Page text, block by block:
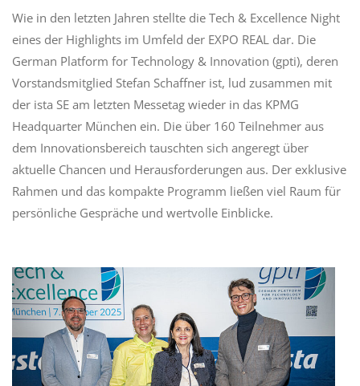
Wie in den letzten Jahren stellte die Tech & Excellence Night
eines der Highlights im Umfeld der EXPO REAL dar. Die
German Platform for Technology & Innovation (gpti), deren
Vorstandsmitglied Stefan Schaffner ist, lud zusammen mit
der ista SE am letzten Messetag wieder in das KPMG
Headquarter München ein. Die über 160 Teilnehmer aus
dem Innovationsbereich tauschten sich angeregt über
aktuelle Chancen und Herausforderungen aus. Der exklusive
Rahmen und das kompakte Programm ließen viel Raum für
persönliche Gespräche und wertvolle Einblicke.